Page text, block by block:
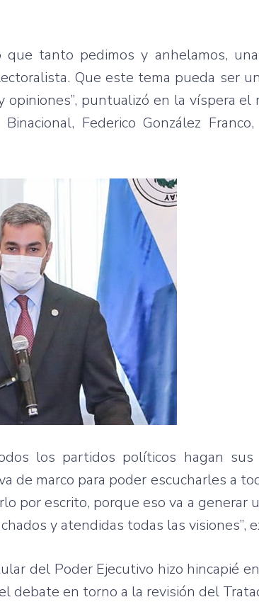
que tanto pedimos y anhelamos,
Que este tema pueda ser
opiniones”, puntualizó en la víspera
Federico González
los partidos políticos hagan
de marco para poder escucharles a
por escrito, porque eso va a
y atendidas todas las visiones”,
del Poder Ejecutivo hizo hincapié
debate en torno a la revisión del